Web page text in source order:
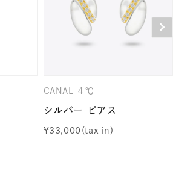
CANAL ４℃
シルバー ピアス
¥33,000